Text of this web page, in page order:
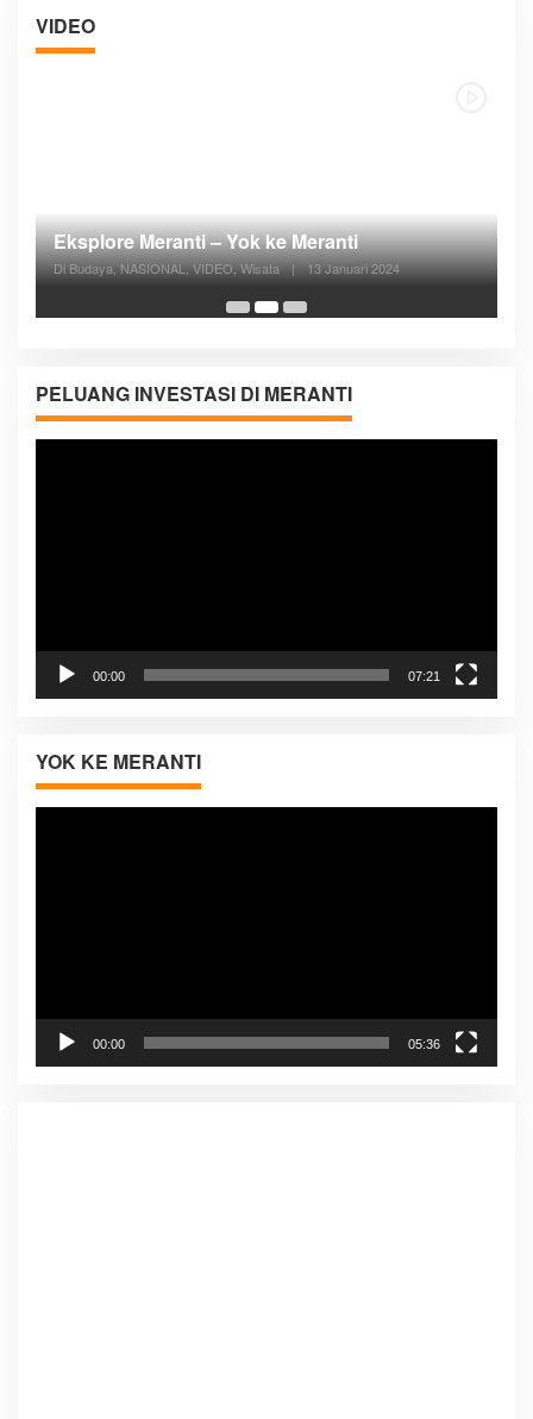
VIDEO
05:08
Posyandu Melayani Semua Siklus Hidup
Di ADVERTORIAL, Kesehatan, VIDEO | 27 Desember 2023
PELUANG INVESTASI DI MERANTI
00:00 07:21
YOK KE MERANTI
00:00 05:36